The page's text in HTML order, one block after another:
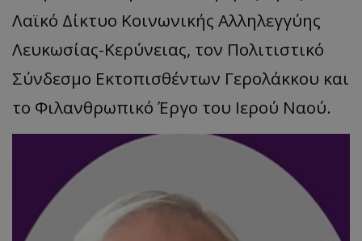
Λαϊκό Δίκτυο Κοινωνικής Αλληλεγγύης
Λευκωσίας-Κερύνειας, τον Πολιτιστικό
Σύνδεσμο Εκτοπισθέντων Γερολάκκου και
το Φιλανθρωπικό Έργο του Ιερού Ναού.